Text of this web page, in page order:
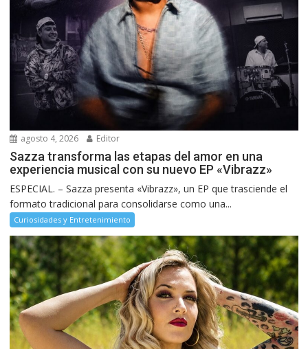
agosto 4, 2026 Editor
Sazza transforma las etapas del amor en una
experiencia musical con su nuevo EP «Vibrazz»
ESPECIAL. – Sazza presenta «Vibrazz», un EP que trasciende el
formato tradicional para consolidarse como una...
Curiosidades y Entretenimiento